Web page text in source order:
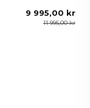
9 995,00 kr
11 995,00 kr